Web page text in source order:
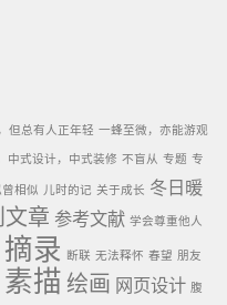
但总有人正年轻 一蜂至微，亦能游观
中式设计，中式装修 不盲从 专题 专
曾相似 儿时的记 关于成长 冬日暖
文章 参考文献 学会尊重他人
摘录 断联 无法释怀 春望 朋友
素描 绘画 网页设计 腹